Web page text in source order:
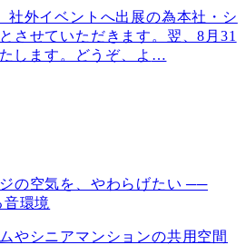
社外イベントへ出展の為本社・シ
させていただきます。翌、8月31
します。どうぞ、よ …
の空気を、やわらげたい ──
環境
やシニアマンションの共用空間